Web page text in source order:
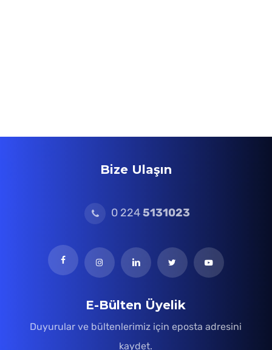
Bize Ulaşın
0 2245131023
E-Bülten Üyelik
Duyurular ve bültenlerimiz için eposta adresini
kaydet.